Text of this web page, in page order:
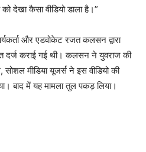
देखा कैसा वीडियो डाला है।”
और एडवोकेट रजत कलसन द्वारा
दर्ज कराई गई थी। कलसन ने युवराज की
मीडिया यूजर्स ने इस वीडियो की
बाद में यह मामला तुल पकड़ लिया।